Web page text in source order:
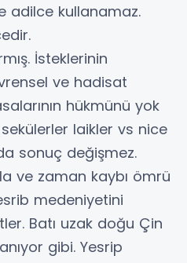
adilce kullanamaz.
İsteklerinin
ve hadisat
hükmünü yok
laikler vs nice
sonuç değişmez.
ve zaman kaybı ömrü
medeniyetini
Batı uzak doğu Çin
gibi. Yesrip